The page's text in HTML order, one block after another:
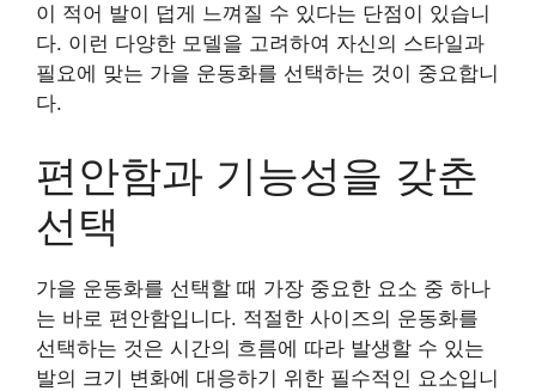
이 적어 발이 덥게 느껴질 수 있다는 단점이 있습니
다. 이런 다양한 모델을 고려하여 자신의 스타일과
필요에 맞는 가을 운동화를 선택하는 것이 중요합니
다.
편안함과 기능성을 갖춘
선택
가을 운동화를 선택할 때 가장 중요한 요소 중 하나
는 바로 편안함입니다. 적절한 사이즈의 운동화를
선택하는 것은 시간의 흐름에 따라 발생할 수 있는
발의 크기 변화에 대응하기 위한 필수적인 요소입니